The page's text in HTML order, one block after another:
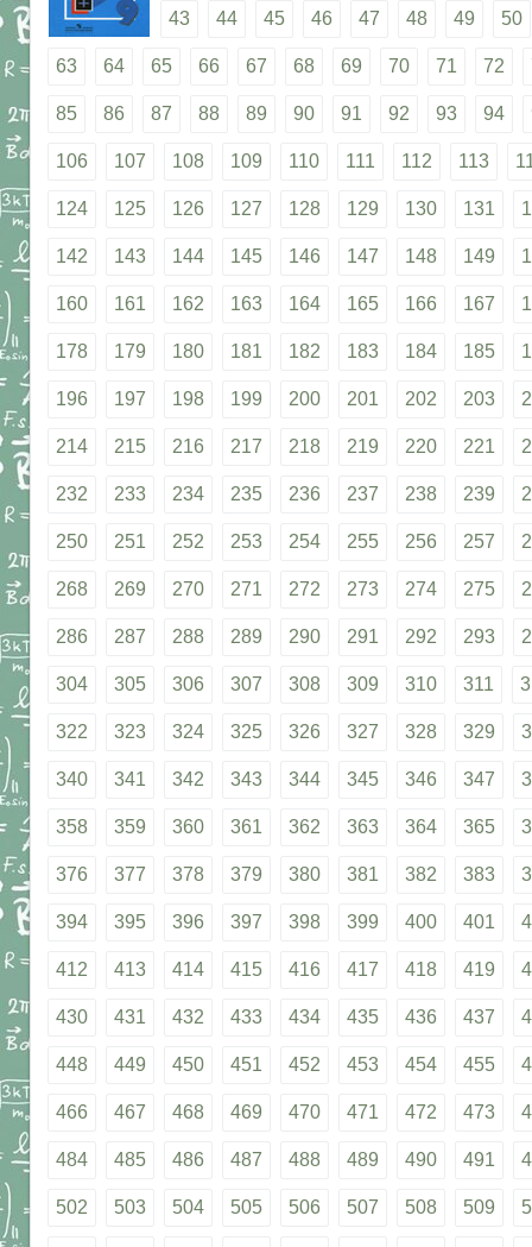
43 44 45 46 47 48 49 50
63 64 65 66 67 68 69 70 71 72
85 86 87 88 89 90 91 92 93 94
106 107 108 109 110 111 112 113
124 125 126 127 128 129 130 131
142 143 144 145 146 147 148 149
160 161 162 163 164 165 166 167
178 179 180 181 182 183 184 185
196 197 198 199 200 201 202 203
214 215 216 217 218 219 220 221
232 233 234 235 236 237 238 239
250 251 252 253 254 255 256 257
268 269 270 271 272 273 274 275
286 287 288 289 290 291 292 293
304 305 306 307 308 309 310 311
322 323 324 325 326 327 328 329
340 341 342 343 344 345 346 347
358 359 360 361 362 363 364 365
376 377 378 379 380 381 382 383
394 395 396 397 398 399 400 401
412 413 414 415 416 417 418 419
430 431 432 433 434 435 436 437
448 449 450 451 452 453 454 455
466 467 468 469 470 471 472 473
484 485 486 487 488 489 490 491
502 503 504 505 506 507 508 509